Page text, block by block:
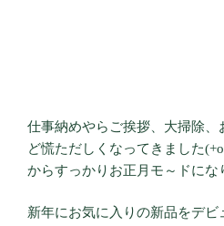
仕事納めやらご挨拶、大掃除、
ど慌ただしくなってきました
からすっかりお正月モ～ドにな
新年にお気に入りの新品をデビ